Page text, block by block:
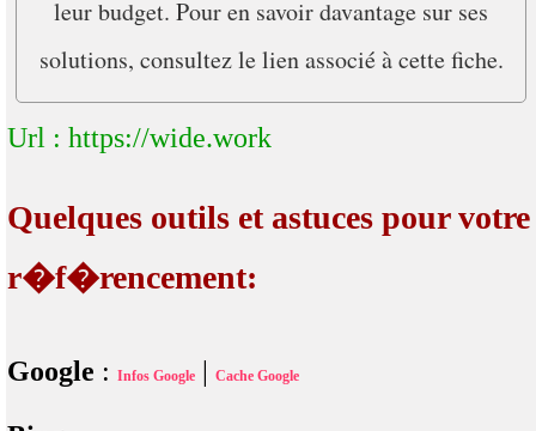
leur budget. Pour en savoir davantage sur ses
solutions, consultez le lien associé à cette fiche.
Url : https://wide.work
Quelques outils et astuces pour votre
r�f�rencement:
Google : Infos Google Cache Google